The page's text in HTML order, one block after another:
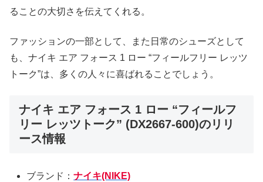
ることの大切さを伝えてくれる。
ファッションの一部として、また日常のシューズとして
も、ナイキ エア フォース 1 ロー “フィールフリー レッツ
トーク”は、多くの人々に喜ばれることでしょう。
ナイキ エア フォース 1 ロー “フィールフ
リー レッツトーク” (DX2667-600)のリリ
ース情報
ブランド：ナイキ(NIKE)